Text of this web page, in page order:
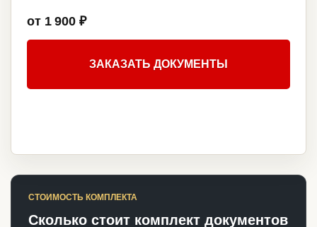
от 1 900 ₽
ЗАКАЗАТЬ ДОКУМЕНТЫ
СТОИМОСТЬ КОМПЛЕКТА
Сколько стоит комплект документов